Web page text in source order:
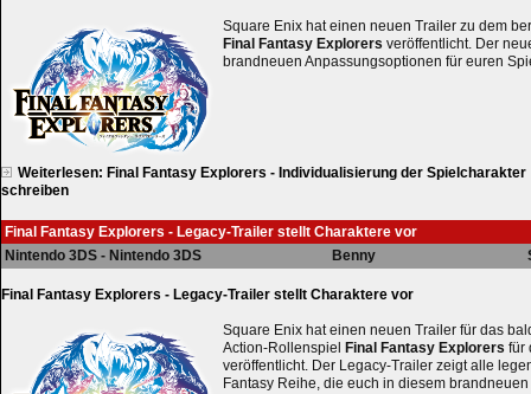
Square Enix hat einen neuen Trailer zu dem
Final Fantasy Explorers veröffentlicht. Der
brandneuen Anpassungsoptionen für euren
Weiterlesen: Final Fantasy Explorers - Individualisierung der Spielcharakter
schreiben
Final Fantasy Explorers - Legacy-Trailer stellt Charaktere vor
Nintendo 3DS - Nintendo 3DS
Benny
Final Fantasy Explorers - Legacy-Trailer stellt Charaktere vor
Square Enix hat einen neuen Trailer für das
Action-Rollenspiel
Final Fantasy Explorers für
veröffentlicht. Der Legacy-Trailer zeigt alle
Fantasy Reihe, die euch in diesem